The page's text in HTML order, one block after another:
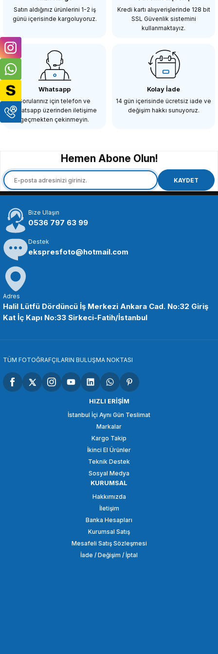
COMİCA
Comica CVM-D02 Çiftli Yaka Mikrofonu (2.50mt)
1.686,96 TL
Comica CVM-M-02 Yaka Mikrofonu Sony için
2.645,98 TL
COMİCA
Comica HRM-S Akıllı Telefonlar için Mikrofon
ANDOER
Andoer EY-511B Çok Yönlü Kondansatör Kulaklıklı Yaka Mikrofonu
SEPETE EKLE
Andoer AD-M1 Çok Yönlü Kondansatör Yaka Mikrofonu
Satın aldığınız ürünlerini 1-2 iş
günü içerisinde kargoluyoruz.
Kredi kartı alışverişlerinde 128 bit
SSL Güvenlik sistemini
kullanmaktayız.
Whatsapp
Sorularınız için telefon ve
Whatsapp üzerinden iletişime
geçmekten çekinmeyin.
Kolay İade
14 gün içerisinde ücretsiz iade ve
değişim hakkı sunuyoruz.
Hemen Abone Olun!
KAYDET
Bize Ulaşın
0536 797 63 99
Destek
ekspresfoto@hotmail.com
Adres
Halil Lütfü Dördüncü İş Merkezi Ankara Cad. No:32 Giriş
Kat İç Kapı No:33 Sirkeci-Fatih/İstanbul
TÜM FOTOĞRAFÇILARIN BULUŞMA NOKTASI
HIZLI ERİŞİM
İstanbul İçi Aynı Gün Teslimat
Markalar
Kargo Takip
İkinci El Ürünler
Teknik Destek
Sosyal Medya
KURUMSAL
Hakkımızda
İletişim
Banka Hesapları
Kurumsal Satış
Mesafeli Satış Sözleşmesi
İade / Değişim / İptal